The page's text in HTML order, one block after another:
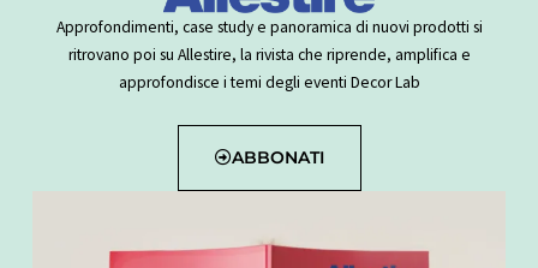
Approfondimenti, case study e panoramica di nuovi prodotti si
ritrovano poi su Allestire, la rivista che riprende, amplifica e
approfondisce i temi degli eventi Decor Lab
ABBONATI